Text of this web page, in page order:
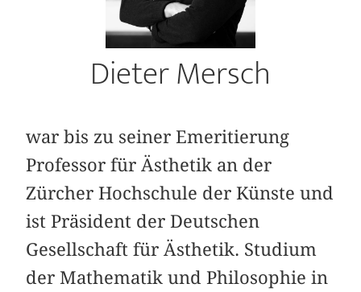
Dieter Mersch
war bis zu seiner Emeritierung
Professor für Ästhetik an der
Zürcher Hochschule der Künste und
ist Präsident der Deutschen
Gesellschaft für Ästhetik. Studium
der Mathematik und Philosophie in